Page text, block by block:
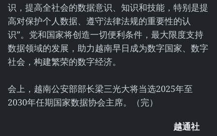
识，提高全社会的数据意识、知识和技能，特别是提
高对保护个人数据、遵守法律法规的重要性的认
识”。党和国家将创造一切便利条件，最大限度支持
数据领域的发展，助力越南早日成为数字国家、数字
社会，构建繁荣的数字经济。
会上，越南公安部部长梁三光大将当选2025年至
2030年任期国家数据协会主席。（完）
越通社